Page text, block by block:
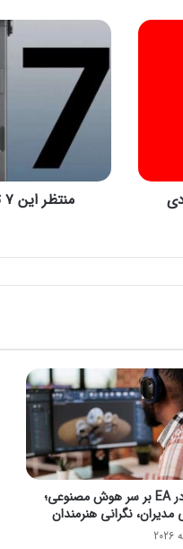
م
ن
ت
ظ
۷
ی
د
ر
آ
ی
ف
و
ن
۱
۷
ب
منتظر این ۷ تغییر مهم در آیفون ۱۷ باشید
اختلاف در EA بر سر هوش مصنوعی؛
نگرانی هنرمندان